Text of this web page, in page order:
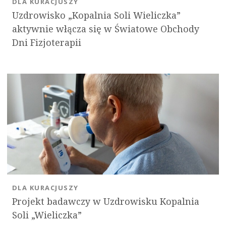
Uzdrowisko „Kopalnia Soli Wieliczka”
aktywnie włącza się w Światowe Obchody
Dni Fizjoterapii
Projekt badawczy w Uzdrowisku Kopalnia
Soli „Wieliczka”
DLA KURACJUSZY